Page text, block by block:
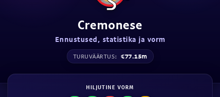
Cremonese
Ennustused, statistika ja vorm
TURUVÄÄRTUS: €77.15m
HILJUTINE VORM